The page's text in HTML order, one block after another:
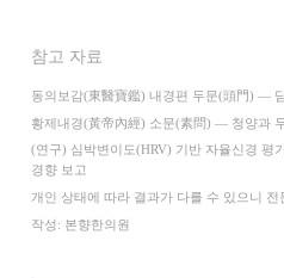
참고 자료
동의보감(東醫寶鑑) 내경편 두문(頭門) —
황제내경(黃帝內經) 소문(素問) — 청양과
(연구) 심박변이도(HRV) 기반 자율신경 평
경향 보고
개인 상태에 따라 결과가 다를 수 있으니 전
작성: 본향한의원